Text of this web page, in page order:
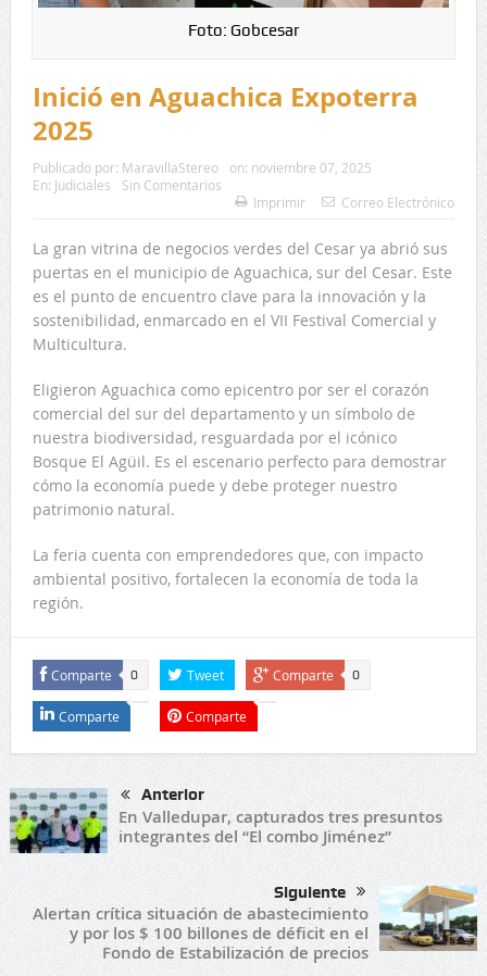
Foto: Gobcesar
Inició en Aguachica Expoterra
2025
Publicado por: MaravillaStereo on: noviembre 07, 2025
En: Judiciales
Sin Comentarios
Imprimir
Correo Electrónico
La gran vitrina de negocios verdes del Cesar ya abrió sus
puertas en el municipio de Aguachica, sur del Cesar. Este
es el punto de encuentro clave para la innovación y la
sostenibilidad, enmarcado en el VII Festival Comercial y
Multicultura.
Eligieron Aguachica como epicentro por ser el corazón
comercial del sur del departamento y un símbolo de
nuestra biodiversidad, resguardada por el icónico
Bosque El Agüil. Es el escenario perfecto para demostrar
cómo la economía puede y debe proteger nuestro
patrimonio natural.
La feria cuenta con emprendedores que, con impacto
ambiental positivo, fortalecen la economía de toda la
región.
Comparte 0 Tweet Comparte 0
Comparte Comparte
Anterior
En Valledupar, capturados tres presuntos
integrantes del “El combo Jiménez’’
Siguiente
Alertan crítica situación de abastecimiento
y por los $ 100 billones de déficit en el
Fondo de Estabilización de precios